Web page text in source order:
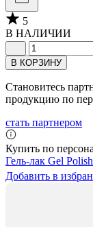
5
В НАЛИЧИИ
В КОРЗИНУ
Становитесь
продукцию по
стать партнером
Купить по
Гель-лак Gel
Добавить в